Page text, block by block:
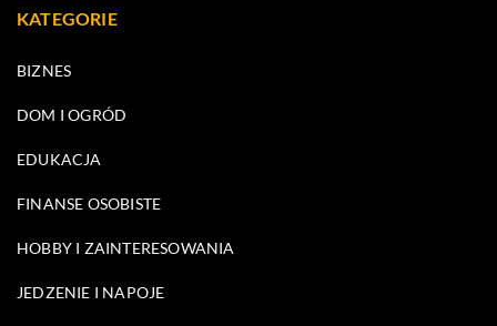
KATEGORIE
BIZNES
DOM I OGRÓD
EDUKACJA
FINANSE OSOBISTE
HOBBY I ZAINTERESOWANIA
JEDZENIE I NAPOJE